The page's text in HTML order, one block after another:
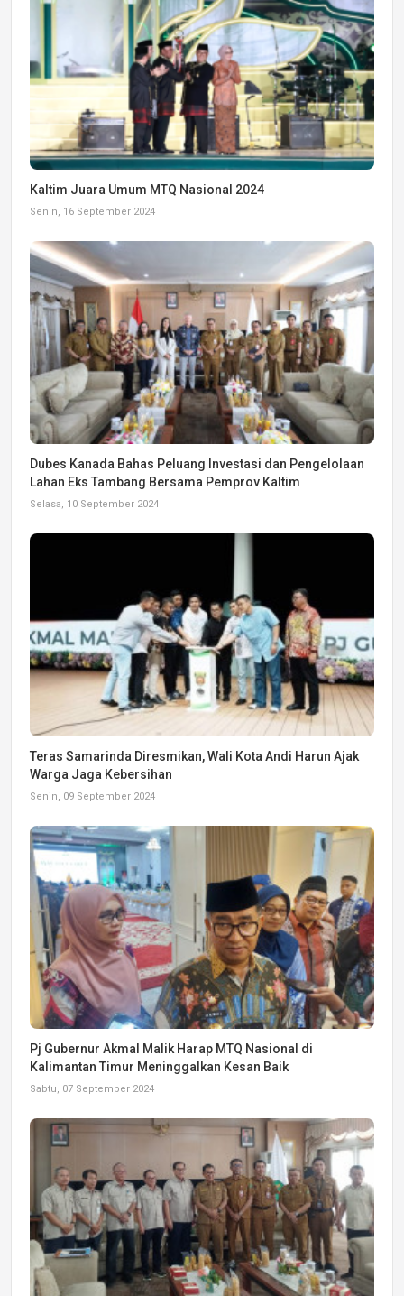
Kaltim Juara Umum MTQ Nasional 2024
Senin, 16 September 2024
Dubes Kanada Bahas Peluang Investasi dan Pengelolaan
Lahan Eks Tambang Bersama Pemprov Kaltim
Selasa, 10 September 2024
Teras Samarinda Diresmikan, Wali Kota Andi Harun Ajak
Warga Jaga Kebersihan
Senin, 09 September 2024
Pj Gubernur Akmal Malik Harap MTQ Nasional di
Kalimantan Timur Meninggalkan Kesan Baik
Sabtu, 07 September 2024